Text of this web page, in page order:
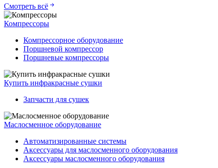
Смотреть всё
Компрессоры
Компрессорное оборудование
Поршневой компрессор
Поршневые компрессоры
Купить инфракрасные сушки
Запчасти для сушек
Маслосменное оборудование
Автоматизированные системы
Аксессуары для маслосменного оборудования
Аксессуары маслосменного оборудования